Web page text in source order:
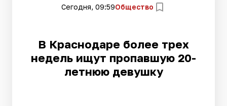
Сегодня, 09:59Общество
В Краснодаре более трех
недель ищут пропавшую 20-
летнюю девушку